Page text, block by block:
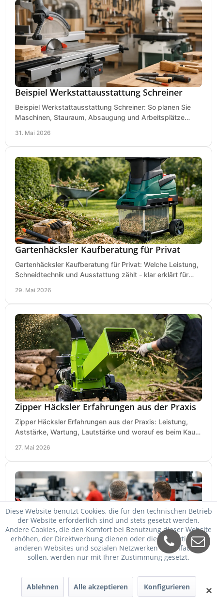
Beispiel Werkstattausstattung Schreiner
Beispiel Werkstattausstattung Schreiner: So planen Sie
Maschinen, Stauraum, Absaugung und Arbeitsplätze
31. Mai 2026
Gartenhäcksler Kaufberatung für Privat
Gartenhäcksler Kaufberatung für Privat: Welche Leistung,
Schneidtechnik und Ausstattung zählt - klar erklärt für
29. Mai 2026
Zipper Häcksler Erfahrungen aus der Praxis
Zipper Häcksler Erfahrungen aus der Praxis: Leistung,
Aststärke, Wartung, Lautstärke und worauf es beim Kauf
27. Mai 2026
Holzmann Maschinen Ausstellung richtig
nutzen
Eine Holzmann Maschinen Ausstellung hilft bei Auswahl,
✕
Diese Website benutzt Cookies, die für den technischen Betrieb
der Website erforderlich sind und stets gesetzt werden.
Andere Cookies, die den Komfort bei Benutzung dieser Website
erhöhen, der Direktwerbung dienen oder die Interaktion mit
anderen Websites und sozialen Netzwerken vereinfachen
sollen, werden nur mit Ihrer Zustimmung gesetzt.
Ablehnen Alle akzeptieren Konfigurieren